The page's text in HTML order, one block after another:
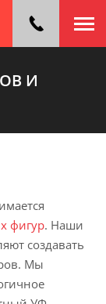
И
фигур. Наши
создавать
Мы